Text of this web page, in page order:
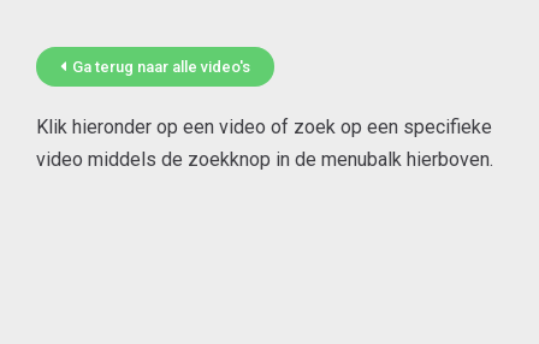
Ga terug naar alle video's
Klik hieronder op een video of zoek op een specifieke
video middels de zoekknop in de menubalk hierboven.